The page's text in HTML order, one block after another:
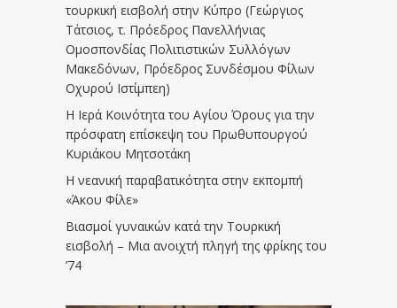
τουρκική εισβολή στην Κύπρο (Γεώργιος
Τάτσιος, τ. Πρόεδρος Πανελλήνιας
Ομοσπονδίας Πολιτιστικών Συλλόγων
Μακεδόνων, Πρόεδρος Συνδέσμου Φίλων
Οχυρού Ιστίμπεη)
Η Ιερά Κοινότητα του Αγίου Όρους για την
πρόσφατη επίσκεψη του Πρωθυπουργού
Κυριάκου Μητσοτάκη
Η νεανική παραβατικότητα στην εκπομπή
«Άκου Φίλε»
Βιασμοί γυναικών κατά την Τουρκική
εισβολή – Μια ανοιχτή πληγή της φρίκης του
’74